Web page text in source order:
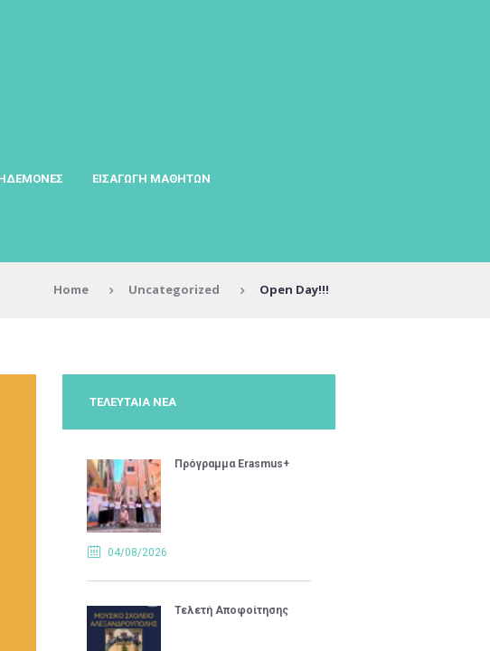
ΕΙΣΑΓΩΓΗ ΜΑΘΗΤΩΝ
Home Uncategorized Open Day!!!
ΤΕΛΕΥΤΑΙΑ ΝΕΑ
Πρόγραμμα Erasmus+
04/08/2026
Τελετή Αποφοίτησης